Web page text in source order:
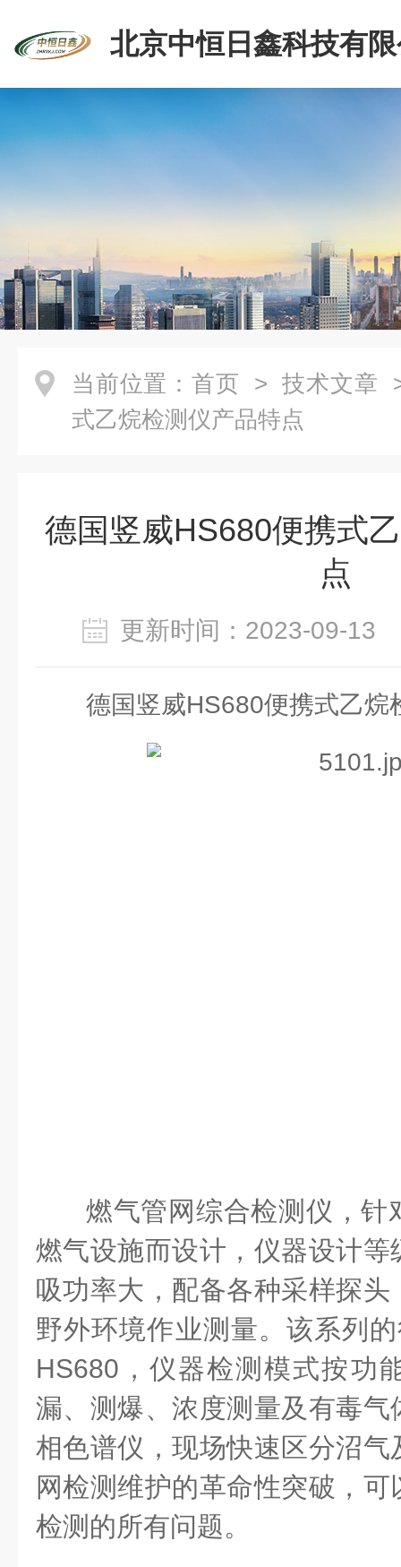
北京中恒日鑫科技有
当前位置： 首页 > 技术文章
式乙烷检测仪产品特点
德国竖威HS680便携式
点
更新时间：2023-09-
德国竖威HS680便携式乙烷
燃气管网综合检测仪，针
燃气设施而设计，仪器设计
吸功率大，配备各种采样探
野外环境作业测量。该系列
HS680，仪器检测模式按功
漏、测爆、浓度测量及有毒
相色谱仪，现场快速区分沼
网检测维护的革命性突破，
检测的所有问题。